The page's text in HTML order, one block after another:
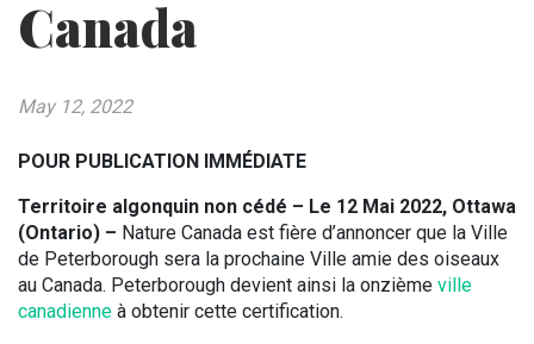
Canada
May 12, 2022
POUR PUBLICATION IMMÉDIATE
Territoire algonquin non cédé – Le 12 Mai 2022, Ottawa
(Ontario) – Nature Canada est fière d’annoncer que la Ville
de Peterborough sera la prochaine Ville amie des oiseaux
au Canada. Peterborough devient ainsi la onzième ville
canadienne à obtenir cette certification.